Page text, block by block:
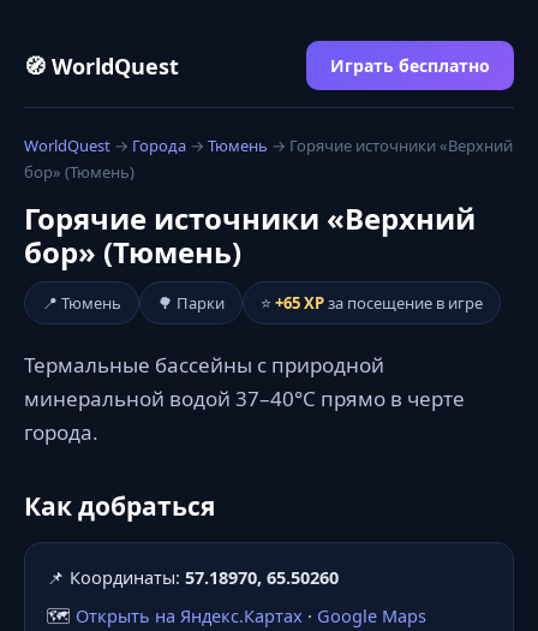
🧭 WorldQuest Играть бесплатно
WorldQuest → Города → Тюмень → Горячие источники «Верхний
бор» (Тюмень)
Горячие источники «Верхний
бор» (Тюмень)
📍 Тюмень 🌳 Парки ⭐ +65 XPза посещение в игре
Термальные бассейны с природной
минеральной водой 37–40°C прямо в черте
города.
Как добраться
📌 Координаты: 57.18970, 65.50260
🗺️ Открыть на Яндекс.Картах · Google Maps